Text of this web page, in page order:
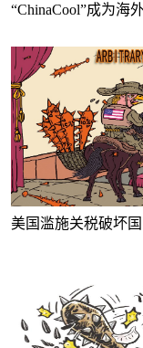
“ChinaCool”成为海
美国滥施关税破坏